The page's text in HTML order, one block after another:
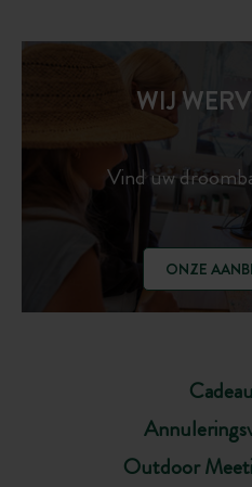
Outdoor
WIJ
Vind uw
ONZE